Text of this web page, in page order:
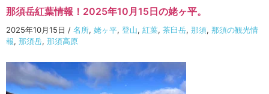
那須岳紅葉情報！2025年10月15日の姥ヶ平。
2025年10月15日 / 名所, 姥ヶ平, 登山, 紅葉, 茶臼岳, 那須, 那須の観光情
報, 那須岳, 那須高原